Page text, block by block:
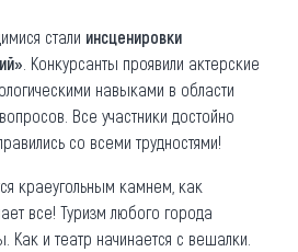
стали инсценировки
. Конкурсанты проявили актерские
навыками в области
Все участники достойно
со всеми трудностями!
краеугольным камнем, как
все! Туризм любого города
Как и театр начинается с вешалки.